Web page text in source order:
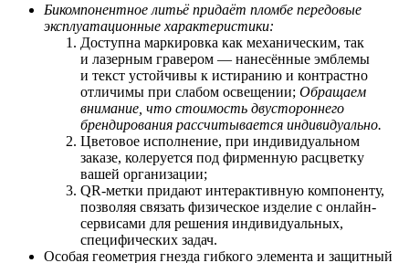
Бикомпонентное литьё придаёт пломбе передовые
эксплуатационные характеристики:
Доступна маркировка как механическим, так
и лазерным гравером — нанесённые эмблемы
и текст устойчивы к истиранию и контрастно
отличимы при слабом освещении; Обращаем
внимание, что стоимость двустороннего
брендирования рассчитывается индивидуально.
Цветовое исполнение, при индивидуальном
заказе, колеруется под фирменную расцветку
вашей организации;
QR-метки придают интерактивную компоненту,
позволяя связать физическое изделие с онлайн-
сервисами для решения индивидуальных,
специфических задач.
Особая геометрия гнезда гибкого элемента и защитный